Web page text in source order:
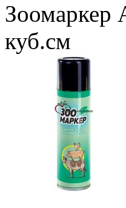
Зоомаркер
куб.см